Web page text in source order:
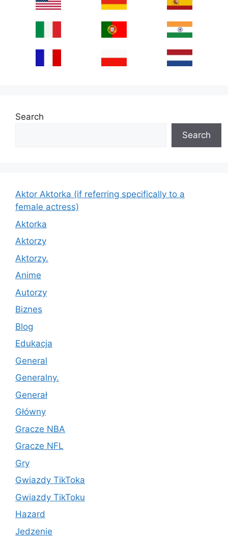
Search
Search
Aktor Aktorka (if referring specifically to a
female actress)
Aktorka
Aktorzy
Aktorzy.
Anime
Autorzy
Biznes
Blog
Edukacja
General
Generalny.
Generał
Główny
Gracze NBA
Gracze NFL
Gry
Gwiazdy TikToka
Gwiazdy TikToku
Hazard
Jedzenie